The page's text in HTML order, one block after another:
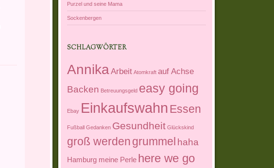
Purzel und seine Mama
Sockenbergen
SCHLAGWÖRTER
AnnikaArbeit Atomkraft auf Achse
Backen Betreuungsgeld easy going
Ebay Einkaufswahn Essen
Fußball Gedanken Gesundheit Glückskind
groß werdengrummel haha
Hamburg meine Perle here we go